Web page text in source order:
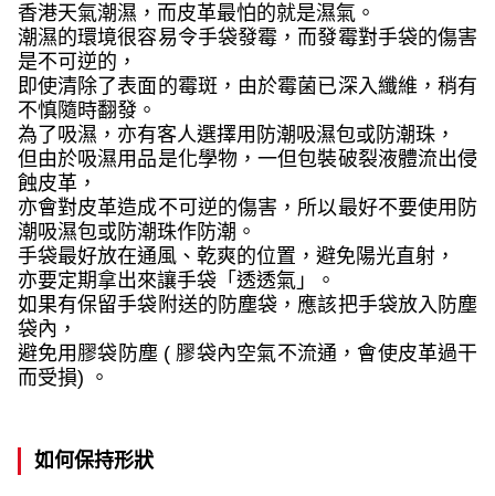
香港天氣潮濕，而皮革最怕的就是濕氣。
潮濕的環境很容易令手袋發霉，而發霉對手袋的傷害
是不可逆的，
即使清除了表面的霉斑，由於霉菌已深入纖維，稍有
不慎隨時翻發。
為了吸濕，亦有客人選擇用防潮吸濕包或防潮珠，
但由於吸濕用品是化學物，一但包裝破裂液體流出侵
蝕皮革，
亦會對皮革造成不可逆的傷害，所以最好不要使用防
潮吸濕包或防潮珠作防潮。
手袋最好放在通風、乾爽的位置，避免陽光直射，
亦要定期拿出來讓手袋「透透氣」。
如果有保留手袋附送的防塵袋，應該把手袋放入防塵
袋內，
避免用膠袋防塵 ( 膠袋內空氣不流通，會使皮革過干
而受損) 。
如何保持形狀